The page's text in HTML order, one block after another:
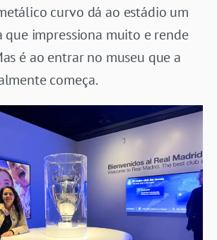
curvo dá ao estádio um
impressiona muito e rende
é ao entrar no museu que a
começa.